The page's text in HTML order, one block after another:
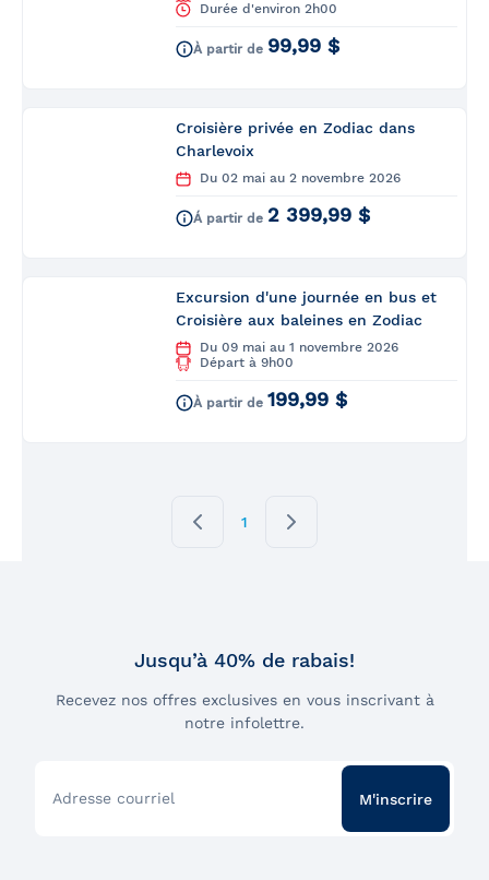
Durée d'environ 2h00
À partir de 99,99 $
Croisière privée en Zodiac dans
Charlevoix
Du 02 mai au 2 novembre 2026
Á partir de 2 399,99 $
Excursion d'une journée en bus et
Croisière aux baleines en Zodiac
Du 09 mai au 1 novembre 2026
Départ à 9h00
À partir de 199,99 $
1
Jusqu’à 40% de rabais!
Recevez nos offres exclusives en vous inscrivant à
notre infolettre.
Adresse courriel M'inscrire